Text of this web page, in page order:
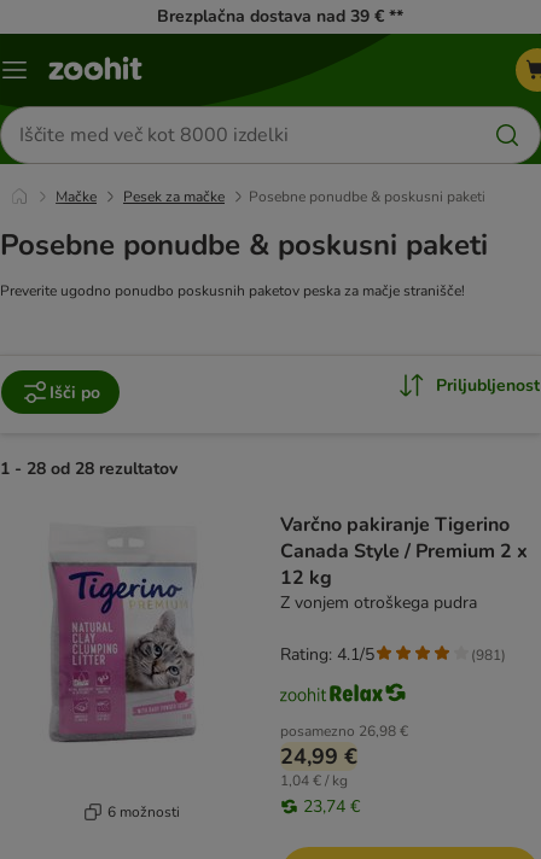
Brezplačna dostava nad 39 € **
Meni
Iskanje
izdelkov
Mačke Pesek za mačke Posebne ponudbe & poskusni paketi
Posebne ponudbe & poskusni paketi
Preverite ugodno ponudbo poskusnih paketov peska za mačje stranišče!
Išči po Priljubljenost
1 - 28 od 28 rezultatov
6 možnosti
Varčno pakiranje Tigerino
Canada Style / Premium 2 x
12 kg
Z vonjem otroškega pudra
posamezno 26,98 €
24,99 €
1,04 € / kg
23,74 €
Rating: 4.1/5 (981)